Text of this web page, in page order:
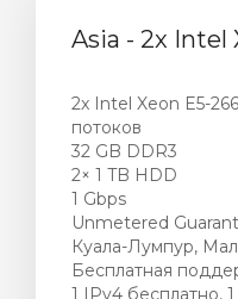
Asia - 2x Intel
2x Intel Xeon E5-
потоков
32 GB DDR3
2× 1 TB HDD
1 Gbps
Unmetered
Куала-Лумпур,
Бесплатная
1 IPv4 бесплатно,